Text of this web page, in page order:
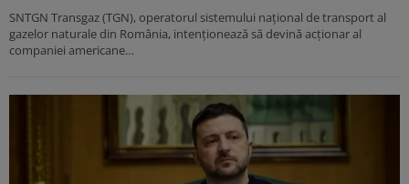
SNTGN Transgaz (TGN), operatorul sistemului naţional de transport al
gazelor naturale din România, intenţionează să devină acţionar al
companiei americane…